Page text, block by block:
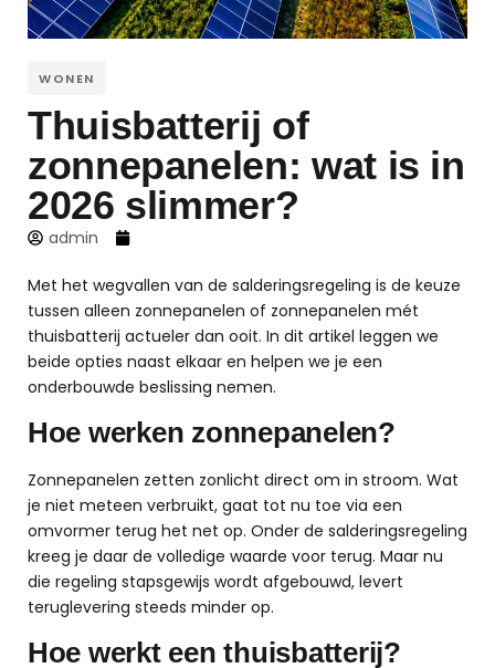
WONEN
Thuisbatterij of
zonnepanelen: wat is in
2026 slimmer?
admin
Met het wegvallen van de salderingsregeling is de keuze
tussen alleen zonnepanelen of zonnepanelen mét
thuisbatterij actueler dan ooit. In dit artikel leggen we
beide opties naast elkaar en helpen we je een
onderbouwde beslissing nemen.
Hoe werken zonnepanelen?
Zonnepanelen zetten zonlicht direct om in stroom. Wat
je niet meteen verbruikt, gaat tot nu toe via een
omvormer terug het net op. Onder de salderingsregeling
kreeg je daar de volledige waarde voor terug. Maar nu
die regeling stapsgewijs wordt afgebouwd, levert
teruglevering steeds minder op.
Hoe werkt een thuisbatterij?